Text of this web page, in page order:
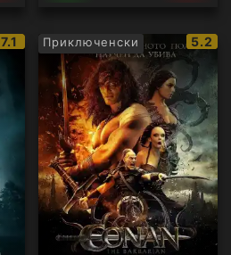
IMDb
рейтинг:
7.1 Приключенски
IMDb
5.2